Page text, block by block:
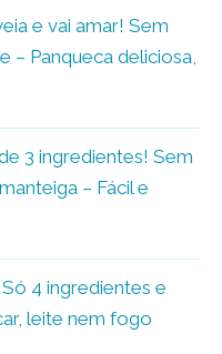
e vai amar! Sem
– Panqueca deliciosa,
3 ingredientes! Sem
– Fácil e
4 ingredientes e
leite nem fogo